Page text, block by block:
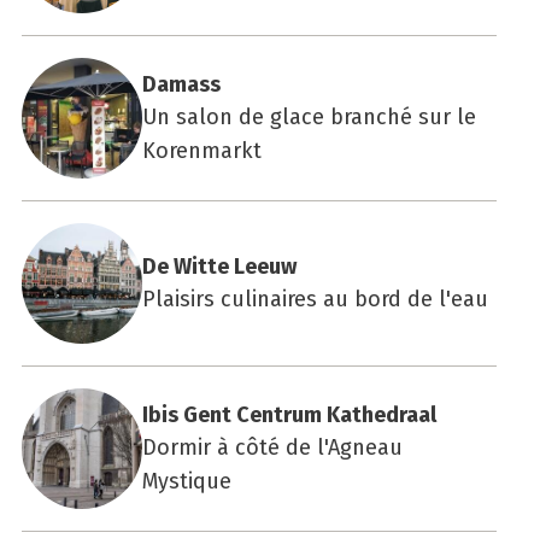
Damass
Un salon de glace branché sur le
Korenmarkt
De Witte Leeuw
Plaisirs culinaires au bord de l'eau
Ibis Gent Cen­trum Kathe­draal
Dormir à côté de l'Agneau
Mystique